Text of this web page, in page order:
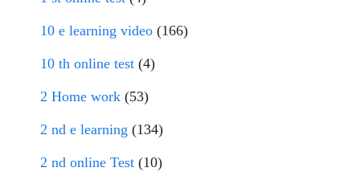
10 e learning video (166)
10 th online test (4)
2 Home work (53)
2 nd e learning (134)
2 nd online Test (10)